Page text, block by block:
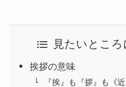
見たいとこ
挨拶の意味
『挨』も『拶』も《